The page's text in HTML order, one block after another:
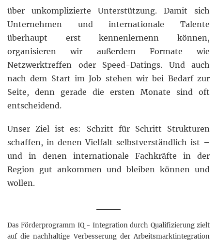
über unkomplizierte Unterstützung. Damit sich
Unternehmen und internationale Talente
überhaupt erst kennenlernenn können,
organisieren wir außerdem Formate wie
Netzwerktreffen oder Speed-Datings. Und auch
nach dem Start im Job stehen wir bei Bedarf zur
Seite, denn gerade die ersten Monate sind oft
entscheidend.
Unser Ziel ist es: Schritt für Schritt Strukturen
schaffen, in denen Vielfalt selbstverständlich ist –
und in denen internationale Fachkräfte in der
Region gut ankommen und bleiben können und
wollen.
Das Förderprogramm IQ − Integration durch Qualifizierung zielt
auf die nachhaltige Verbesserung der Arbeitsmarktintegration